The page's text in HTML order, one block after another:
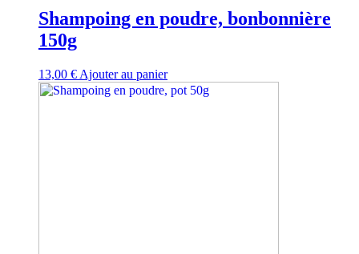
Shampoing en poudre, bonbonnière
150g
13,00 € Ajouter au panier